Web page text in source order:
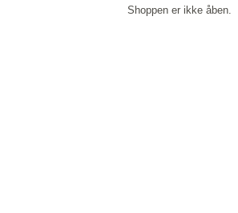
Shoppen er ikke åben.